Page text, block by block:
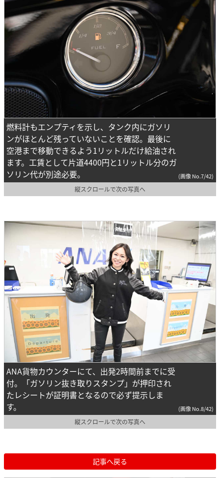
燃料計もエンプティを示し、タンク内にガソリ
ンがほとんど残っていないことを確認。最後に
空港まで移動できるよう1リットルだけ給油され
ます。工賃として片道4400円と1リットル分のガ
ソリン代が別途必要。
(画像 No.7/42)
縦スクロールで次の写真へ
ANA貨物カウンターにて、出発2時間前までに受
付。「ガソリン抜き取りスタンプ」が押印され
たレシートが証明書となるので必ず提示しま
す。
(画像 No.8/42)
縦スクロールで次の写真へ
記事へ戻る